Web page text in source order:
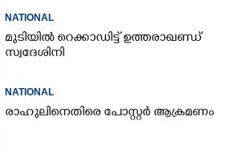
NATIONAL
മുടിയിൽ റെക്കാഡിട്ട് ഉത്തരാഖണ്ഡ്
സ്വദേശിനി
NATIONAL
രാഹുലിനെതിരെ പോസ്റ്റർ ആക്രമണം